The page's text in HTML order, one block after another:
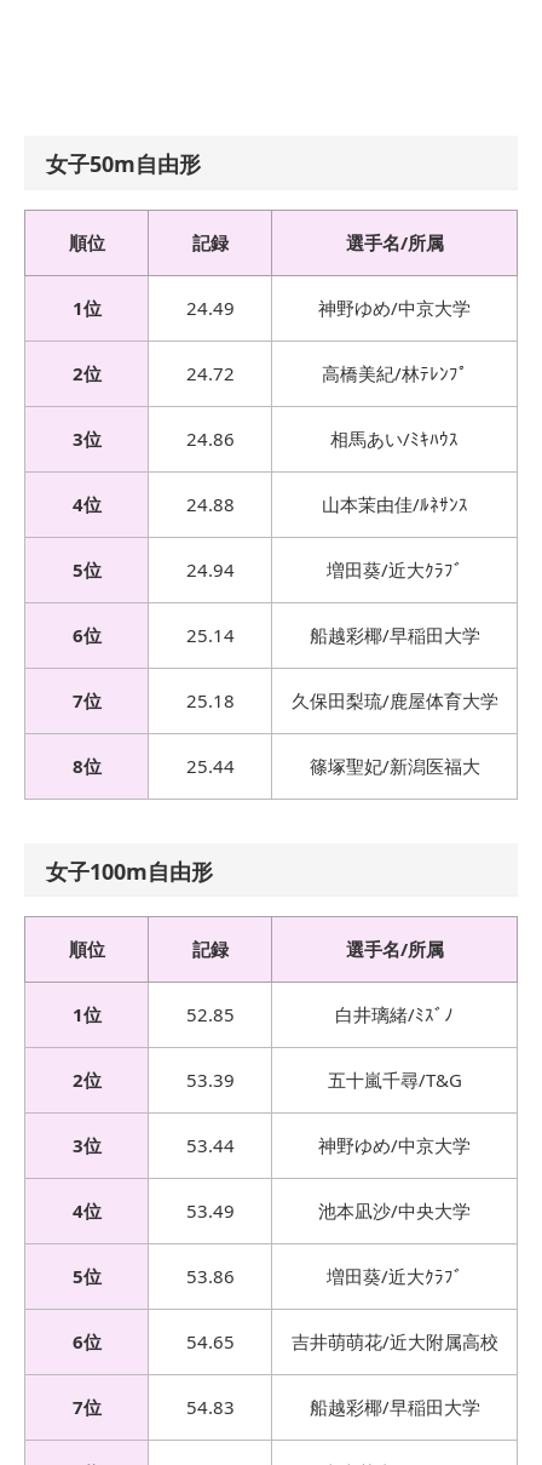
女子50m自由形
順位 記録 選手名/所属
1位 24.49 神野ゆめ/中京大学
2位 24.72 高橋美紀/林ﾃﾚﾝﾌﾟ
3位 24.86 相馬あい/ﾐｷﾊｳｽ
4位 24.88 山本茉由佳/ﾙﾈｻﾝｽ
5位 24.94 増田葵/近大ｸﾗﾌﾞ
6位 25.14 船越彩椰/早稲田大学
7位 25.18 久保田梨琉/鹿屋体育大学
8位 25.44 篠塚聖妃/新潟医福大
女子100m自由形
順位 記録 選手名/所属
1位 52.85 白井璃緒/ﾐｽﾞﾉ
2位 53.39 五十嵐千尋/T&G
3位 53.44 神野ゆめ/中京大学
4位 53.49 池本凪沙/中央大学
5位 53.86 増田葵/近大ｸﾗﾌﾞ
6位 54.65 吉井萌萌花/近大附属高校
7位 54.83 船越彩椰/早稲田大学